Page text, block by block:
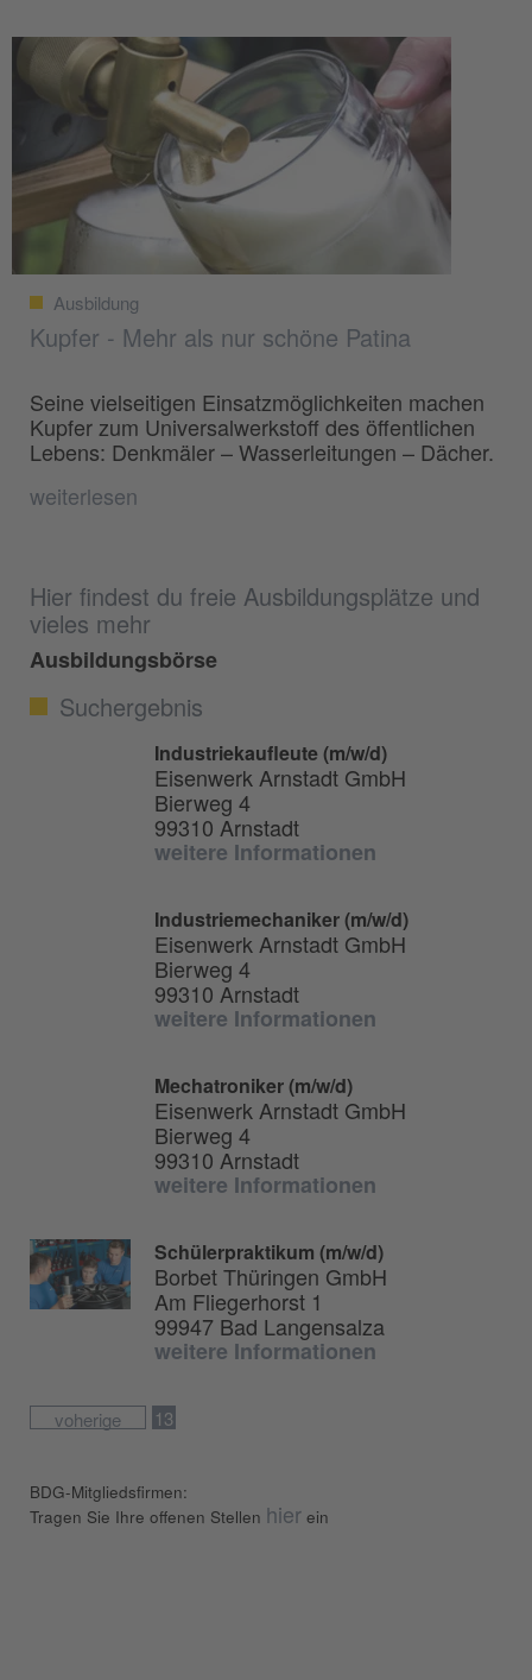
Hier findest du freie Ausbildungsplätze und
vieles mehr
Ausbildungsbörse
Suchergebnis
Industriekaufleute (m/w/d)
Eisenwerk Arnstadt GmbH
Bierweg 4
99310 Arnstadt
weitere Informationen
Industriemechaniker (m/w/d)
Eisenwerk Arnstadt GmbH
Bierweg 4
99310 Arnstadt
weitere Informationen
Mechatroniker (m/w/d)
Eisenwerk Arnstadt GmbH
Bierweg 4
99310 Arnstadt
weitere Informationen
Schülerpraktikum (m/w/d)
Borbet Thüringen GmbH
Am Fliegerhorst 1
99947 Bad Langensalza
weitere Informationen
voherige 13
BDG-Mitgliedsfirmen:
Tragen Sie Ihre offenen Stellen hier ein
Ausbildung
Kupfer - Mehr als nur schöne Patina
Seine vielseitigen Einsatzmöglichkeiten machen
Kupfer zum Universalwerkstoff des öffentlichen
Lebens: Denkmäler – Wasserleitungen – Dächer.
weiterlesen